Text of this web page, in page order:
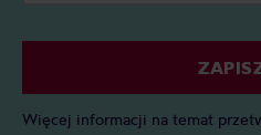
Więcej informacji na temat